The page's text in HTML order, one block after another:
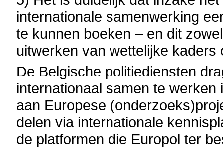
internationale samenwerking
te kunnen boeken – en dit
uitwerken van wettelijke
De Belgische politiediensten
internationaal samen te
aan Europese
delen via internationale
de platformen die Europol ter